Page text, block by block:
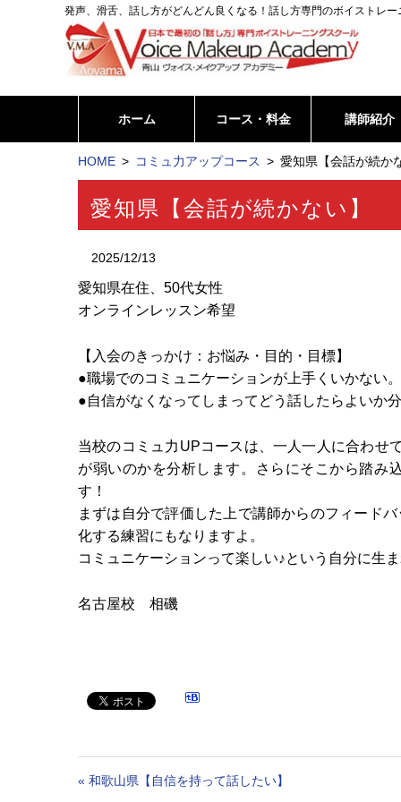
発声、滑舌、話し方がどんどん良くなる！話し方専門のボイストレー
ホーム コース・料金 講師紹介
HOME コミュ力アップコース 愛知県【会話が続か
愛知県【会話が続かない】
2025/12/13
愛知県在住、50代女性
オンラインレッスン希望
【入会のきっかけ：お悩み・目的・目標】
●職場でのコミュニケーションが上手くいかない。
●自信がなくなってしまってどう話したらよいか
当校のコミュ力UPコースは、一人一人に合わせ
が弱いのかを分析します。さらにそこから踏み
す！
まずは自分で評価した上で講師からのフィード
化する練習にもなりますよ。
コミュニケーションって楽しい♪という自分に生
名古屋校 相磯
« 和歌山県【自信を持って話したい】